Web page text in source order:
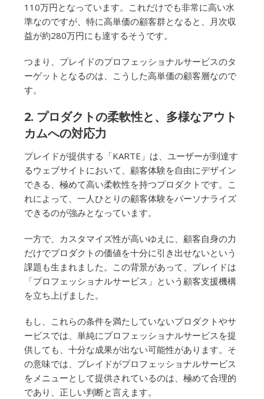
110万円となっています。これだけでも非常に高い水
準なのですが、特に高単価の顧客群となると、月次収
益が約280万円にも達するそうです。
つまり、プレイドのプロフェッショナルサービスのタ
ーゲットとなるのは、こうした高単価の顧客層なので
す。
2. プロダクトの柔軟性と、多様なアウト
カムへの対応力
プレイドが提供する「KARTE」は、ユーザーが到達す
るウェブサイトにおいて、顧客体験を自由にデザイン
できる、極めて高い柔軟性を持つプロダクトです。こ
れによって、一人ひとりの顧客体験をパーソナライズ
できるのが強みとなっています。
一方で、カスタマイズ性が高いゆえに、顧客自身の力
だけでプロダクトの価値を十分に引き出せないという
課題も生まれました。この背景があって、プレイドは
「プロフェッショナルサービス」という顧客支援機構
を立ち上げました。
もし、これらの条件を満たしていないプロダクトやサ
ービスでは、単純にプロフェッショナルサービスを提
供しても、十分な成果が出ない可能性があります。そ
の意味では、プレイドがプロフェッショナルサービス
をメニューとして提供されているのは、極めて合理的
であり、正しい判断と言えます。